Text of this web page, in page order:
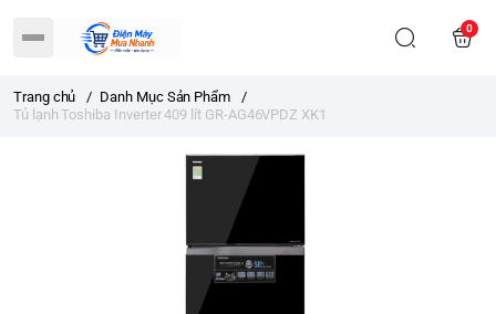
0
Trang chủ / Danh Mục Sản Phẩm
/
Tủ lạnh Toshiba Inverter 409 lít GR-AG46VPDZ XK1